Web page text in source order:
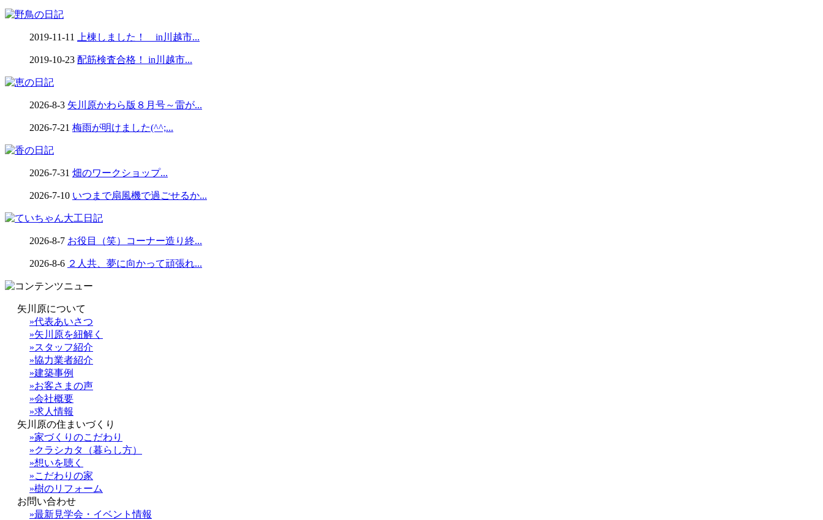
2019-11-11 上棟しました！ in川越市...
2019-10-23 配筋検査合格！ in川越市...
2026-8-3 矢川原かわら版８月号～雷が...
2026-7-21 梅雨が明けました(^^;...
2026-7-31 畑のワークショップ...
2026-7-10 いつまで扇風機で過ごせるか...
2026-8-7 お役目（笑）コーナー造り終...
2026-8-6 ２人共、夢に向かって頑張れ...
矢川原について
»代表あいさつ
»矢川原を紐解く
»スタッフ紹介
»協力業者紹介
»建築事例
»お客さまの声
»会社概要
»求人情報
矢川原の住まいづくり
»家づくりのこだわり
»クラシカタ（暮らし方）
»想いを聴く
»こだわりの家
»樹のリフォーム
お問い合わせ
»最新見学会・イベント情報